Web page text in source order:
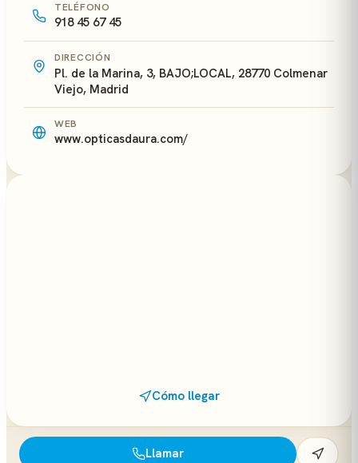
TELÉFONO
918 45 67 45
DIRECCIÓN
Pl. de la Marina, 3, BAJO;LOCAL, 28770 Colmenar
Viejo, Madrid
WEB
www.opticasdaura.com/
Cómo llegar
Llamar